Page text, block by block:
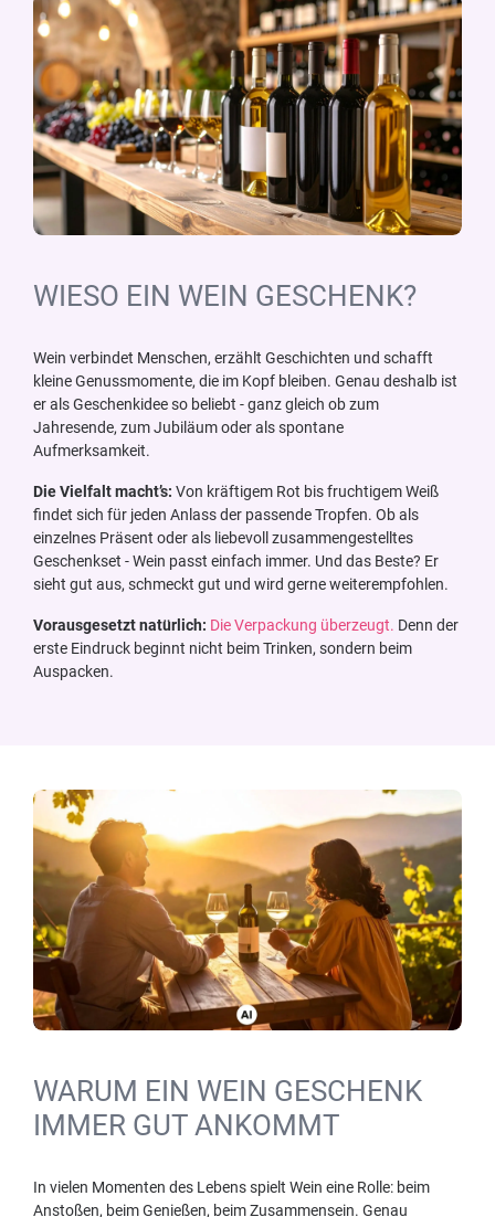
WIESO EIN WEIN GESCHENK?
Wein verbindet Menschen, erzählt Geschichten und schafft
kleine Genussmomente, die im Kopf bleiben. Genau deshalb ist
er als Geschenkidee so beliebt - ganz gleich ob zum
Jahresende, zum Jubiläum oder als spontane
Aufmerksamkeit.
Die Vielfalt macht’s: Von kräftigem Rot bis fruchtigem Weiß
findet sich für jeden Anlass der passende Tropfen. Ob als
einzelnes Präsent oder als liebevoll zusammengestelltes
Geschenkset - Wein passt einfach immer. Und das Beste? Er
sieht gut aus, schmeckt gut und wird gerne weiterempfohlen.
Vorausgesetzt natürlich: Die Verpackung überzeugt. Denn der
erste Eindruck beginnt nicht beim Trinken, sondern beim
Auspacken.
WARUM EIN WEIN GESCHENK
IMMER GUT ANKOMMT
In vielen Momenten des Lebens spielt Wein eine Rolle: beim
Anstoßen, beim Genießen, beim Zusammensein. Genau